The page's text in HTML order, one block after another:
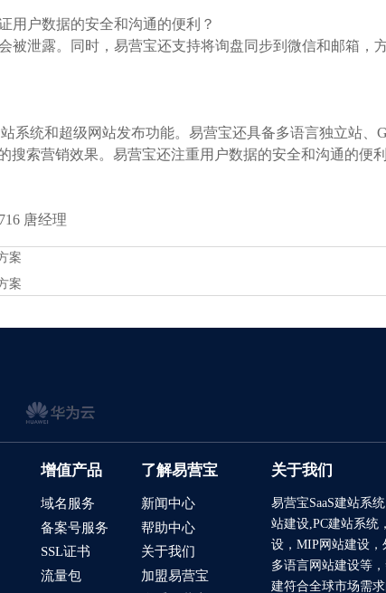
用户数据的安全和沟通的便利？
被泄露。同时，易营宝还支持将询盘同步到微信和邮箱，
系统和超级网站发布功能。易营宝还具备多语言独立站、
搜索营销效果。易营宝还注重用户数据的安全和沟通的便
唐经理
案
案
增值产品
域名服务
备案号服务
SSL证书
流量包
了解易营宝
新闻中心
帮助中心
关于我们
加盟易营宝
关于我们
易营宝SaaS建站系统
站建设,PC建站系统
设，MIP网站建设，
多语言网站建设等
建符合全球市场需